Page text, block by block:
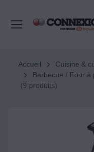
Accueil Cuisine &
Barbecue / Four à
(9 produits)